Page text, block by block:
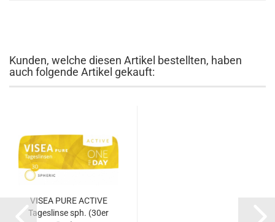
Kunden, welche diesen Artikel bestellten, haben
auch folgende Artikel gekauft:
VISEA PURE ACTIVE
Tageslinse sph. (30er